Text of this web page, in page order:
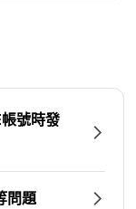
號時發
問題